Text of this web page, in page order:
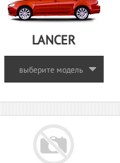
LANCER
выберите модель